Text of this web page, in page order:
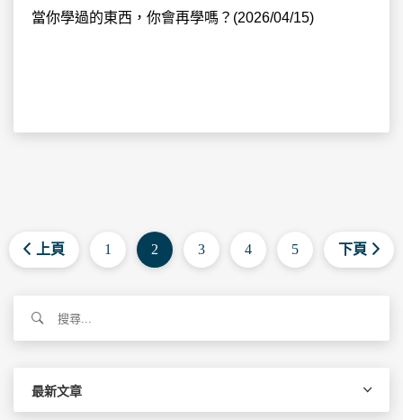
當你學過的東西，你會再學嗎？(2026/04/15)
上頁 1 2 3 4 5 下頁
關
最新文章